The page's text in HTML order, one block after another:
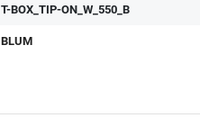
T-BOX_TIP-ON_W_550_B
BLUM